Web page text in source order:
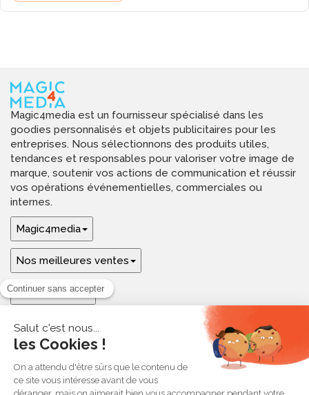
Magic4media est un fournisseur spécialisé dans les
goodies personnalisés et objets publicitaires pour les
entreprises. Nous sélectionnons des produits utiles,
tendances et responsables pour valoriser votre image de
marque, soutenir vos actions de communication et réussir
vos opérations événementielles, commerciales ou
internes.
Magic4media
Nos meilleures ventes
Guides & aide
Ressources & inspirations